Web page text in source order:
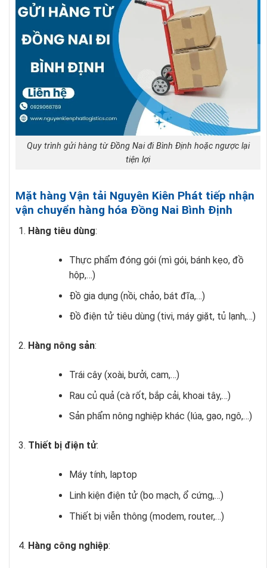
Quy trình gửi hàng từ Đồng Nai đi Bình Định hoặc ngược lại
tiện lợi
Mặt hàng Vận tải Nguyên Kiên Phát tiếp nhận
vận chuyển hàng hóa Đồng Nai Bình Định
Hàng tiêu dùng:
Thực phẩm đóng gói (mì gói, bánh kẹo, đồ
hộp,…)
Đồ gia dụng (nồi, chảo, bát đĩa,…)
Đồ điện tử tiêu dùng (tivi, máy giặt, tủ lạnh,…)
Hàng nông sản:
Trái cây (xoài, bưởi, cam,…)
Rau củ quả (cà rốt, bắp cải, khoai tây,…)
Sản phẩm nông nghiệp khác (lúa, gạo, ngô,…)
Thiết bị điện tử:
Máy tính, laptop
Linh kiện điện tử (bo mạch, ổ cứng,…)
Thiết bị viễn thông (modem, router,…)
Hàng công nghiệp: